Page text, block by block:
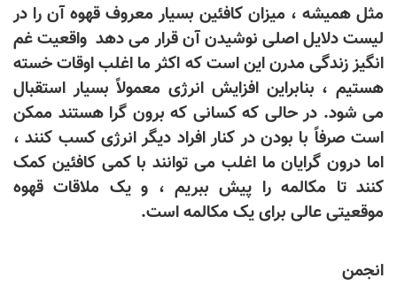
مثل همیشه ، میزان کافئین بسیار معروف قهوه آن را در
لیست دلایل اصلی نوشیدن آن قرار می دهد واقعیت غم
انگیز زندگی مدرن این است که اکثر ما اغلب اوقات خسته
هستیم ، بنابراین افزایش انرژی معمولاً بسیار استقبال
می شود. در حالی که کسانی که برون گرا هستند ممکن
است صرفاً با بودن در کنار افراد دیگر انرژی کسب کنند ،
اما درون گرایان ما اغلب می توانند با کمی کافئین کمک
کنند تا مکالمه را پیش ببریم ، و یک ملاقات قهوه
موقعیتی عالی برای یک مکالمه است.
انجمن